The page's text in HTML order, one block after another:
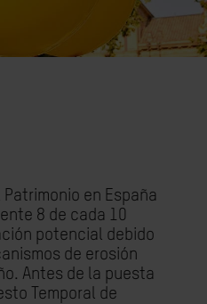
en España
8 de cada 10
potencial debido
de erosión
Antes de la puesta
Temporal de